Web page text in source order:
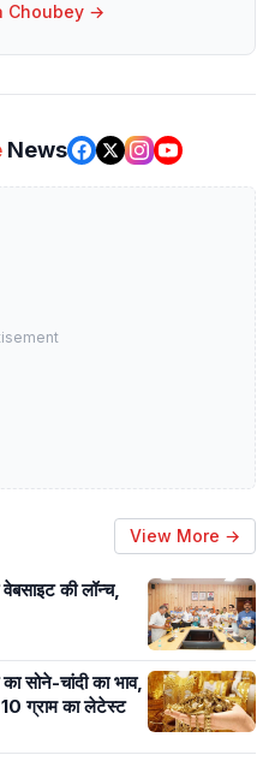
Choubey →
News
View More →
वेबसाइट की लॉन्च,
10 ग्राम का लेटेस्ट